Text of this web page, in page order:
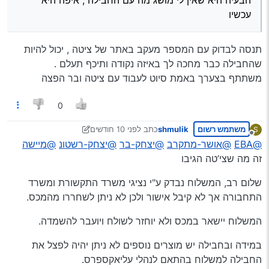
עכשיו
תנסה לבדוק עם המספר מעקב באתר של ציטה , יכול להיות
שהחבילה כבר מחכה לך באיזה נקודה ותיכף תעלם .
משתתף בצערך באמת סיוט לעבוד עם ציטה ובר הפצה
0
S
מנותק
משתמש רשום shmulikכתב לפני 10 חודשים
נערך לאחרונה על ידי יוני
@EBA @אושר-מתקרב @יצחק-בר @יצחק-רשטונ @מיישה
זה מה שצי’טה הגיבו
שלום רב, המשלוח נבדק ע"י נציגי משרד התקשורת ומשרד
התחבורה אך לא קיבל אישור ולכן לא ניתן לשחררו מהמכס.
המשלוח יישאר במכס ולא יוחזר לשולח ויועבר להשמדה.
במידה ובחבילה יש מוצרים נוספים לא ניתן יהיה לפצל את
החבילה למשלוח בהתאם לנהלי עליאקספרס.